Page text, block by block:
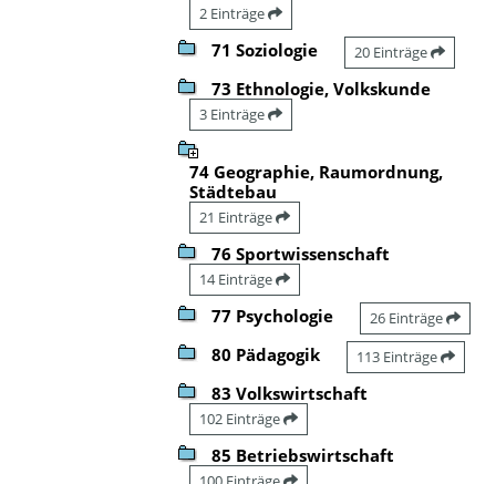
2 Einträge
71 Soziologie 20 Einträge
73 Ethnologie, Volkskunde
3 Einträge
74 Geographie, Raumordnung,
Städtebau
21 Einträge
76 Sportwissenschaft
14 Einträge
77 Psychologie 26 Einträge
80 Pädagogik 113 Einträge
83 Volkswirtschaft
102 Einträge
85 Betriebswirtschaft